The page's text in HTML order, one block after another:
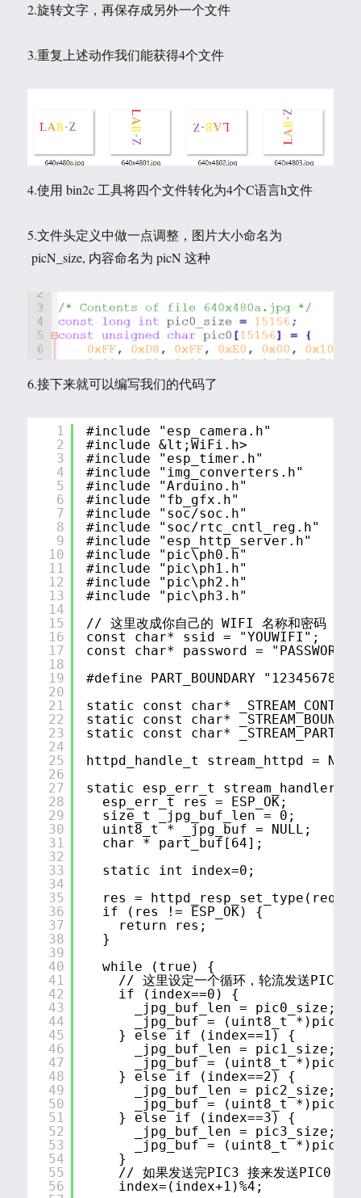
2.旋转文字，再保存成另外一个文件
3.重复上述动作我们能获得4个文件
4.使用 bin2c 工具将四个文件转化为4个C语言h文件
5.文件头定义中做一点调整，图片大小命名为
picN_size, 内容命名为 picN 这种
6.接下来就可以编写我们的代码了
1
2
3
4
5
6
7
8
9
10
11
12
13
14
15
16
17
18
19
20
21
22
23
24
25
26
27
28
29
30
31
32
33
34
35
36
37
38
39
40
41
42
43
44
45
46
47
48
49
50
51
52
53
54
55
56
#include "esp_camera.h"
#include &lt;WiFi.h>
#include "esp_timer.h"
#include "img_converters.h"
#include "Arduino.h"
#include "fb_gfx.h"
#include "soc/soc.h"
#include "soc/rtc_cntl_reg.h"
#include "esp_http_server.h"
#include "pic\ph0.h"
#include "pic\ph1.h"
#include "pic\ph2.h"
#include "pic\ph3.h"
// 这里改成你自己的 WIFI 名称和密码
const char* ssid = "YOUWIFI";
const char* password = "PASSWORD";
#define PART_BOUNDARY
static const char*
static const char*
static const char*
httpd_handle_t stream_httpd =
static esp_err_t
esp_err_t res = ESP_OK;
size_t _jpg_buf_len = 0;
uint8_t * _jpg_buf = NULL;
char * part_buf[64];
static int index=0;
res = httpd_resp_set_type(req,
if (res != ESP_OK) {
return res;
}
while (true) {
// 这里设定一个循环，轮流发送PIC0-4
if (index==0) {
_jpg_buf_len = pic0_size;
_jpg_buf = (uint8_t *)pic0;
} else if (index==1) {
_jpg_buf_len = pic1_size;
_jpg_buf = (uint8_t *)pic1;
} else if (index==2) {
_jpg_buf_len = pic2_size;
_jpg_buf = (uint8_t *)pic2;
} else if (index==3) {
_jpg_buf_len = pic3_size;
_jpg_buf = (uint8_t *)pic3;
}
// 如果发送完PIC3 接来发送PIC0
index=(index+1)%4;